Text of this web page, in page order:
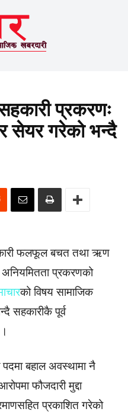
प्रकरणः
सेयर गरेको भन्दै
फलफूल बचत तथा ऋण
प्रकरणको
को विषय सामाजिक
सहकारीकै पूर्व
बहाल अवस्थामा नै
फौजदारी मुद्दा
प्रकाशित गरेको